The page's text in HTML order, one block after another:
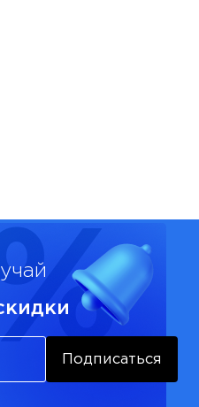
Подписаться